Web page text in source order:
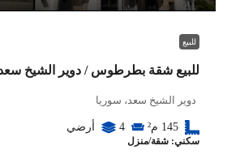
للبيع
للبيع شقة بطرطوس / دوير الشيخ
دوير الشيخ سعد، سوريا
145 م² 4 أرضي
سكني: شقة/منزل